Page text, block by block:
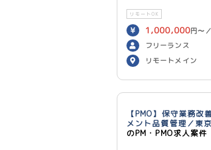
リモートOK
1,000,000円〜
フリーランス
リモートメイン
【PMO】保守業務改
メント品質管理／東
のPM・PMO求人案件